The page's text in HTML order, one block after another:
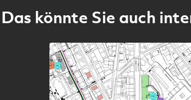
Das könnte Sie auch